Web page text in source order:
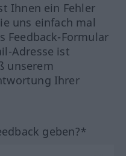
Ihnen ein Fehler
uns einfach mal
Feedback-Formular
Adresse ist
unserem
Ihrer
geben?*